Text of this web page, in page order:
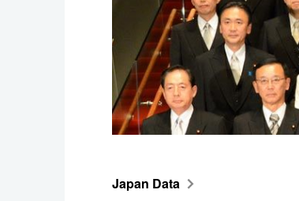
科学・技術
暮らし
スポーツ・東京2020
Japan Data